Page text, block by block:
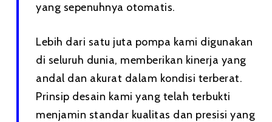
yang sepenuhnya otomatis.
Lebih dari satu juta pompa kami digunakan
di seluruh dunia, memberikan kinerja yang
andal dan akurat dalam kondisi terberat.
Prinsip desain kami yang telah terbukti
menjamin standar kualitas dan presisi yang